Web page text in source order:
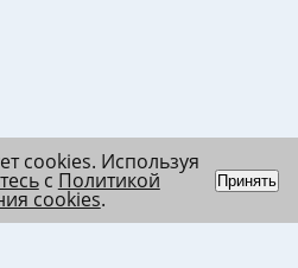
cookies. Используя
с Политикой
cookies.
Принять